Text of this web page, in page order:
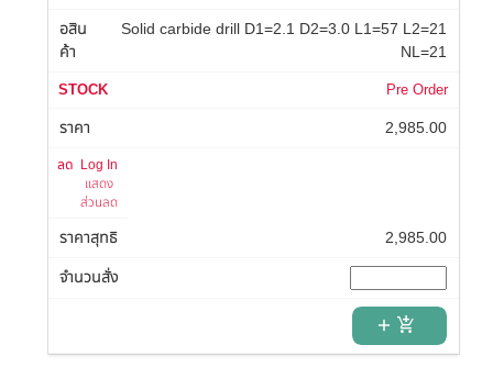
Solid carbide drill D1=2.1 D2=3.0 L1=57 L2=21
NL=21
Pre Order
2,985.00
Log In
แสดง
ส่วนลด
2,985.00
add_shopping_cart